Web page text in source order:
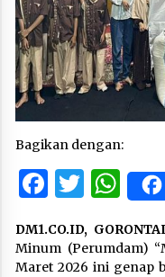
Bagikan dengan:
DM1.CO.ID,
Minum (Perumdam)
Maret 2026 ini genap